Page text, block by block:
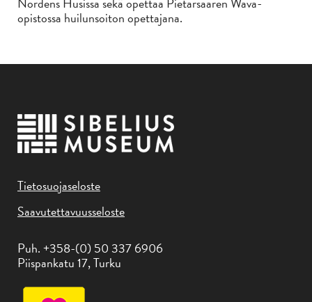
opistossa huilunsoiton opettajana.
Tietosuojaseloste
Saavutettavuusseloste
Puh. +358-(0) 50 337 6906
Piispankatu 17, Turku